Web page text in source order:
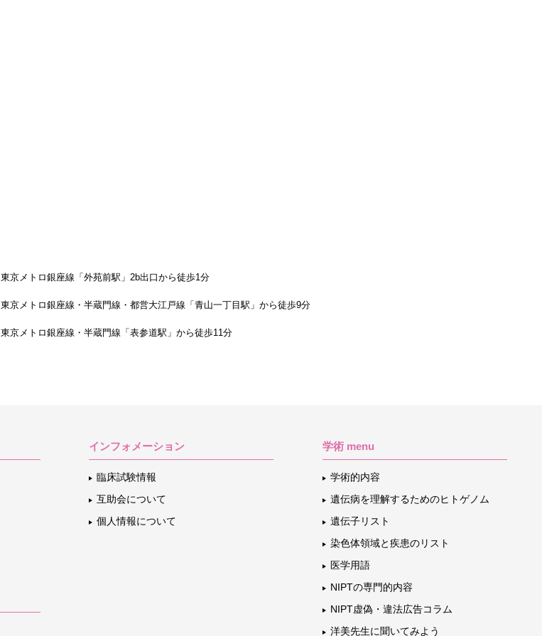
東京メトロ銀座線「外苑前駅」2b出口から徒歩1分
東京メトロ銀座線・半蔵門線・都営大江戸線 「青山一丁目駅」から徒歩9分
東京メトロ銀座線・半蔵門線「表参道駅」から徒歩11分
インフォメーション
臨床試験情報
互助会について
個人情報について
学術 menu
学術的内容
遺伝病を理解するためのヒトゲノム
遺伝子リスト
染色体領域と疾患のリスト
医学用語
NIPTの専門的内容
NIPT虚偽・違法広告コラム
洋美先生に聞いてみよう